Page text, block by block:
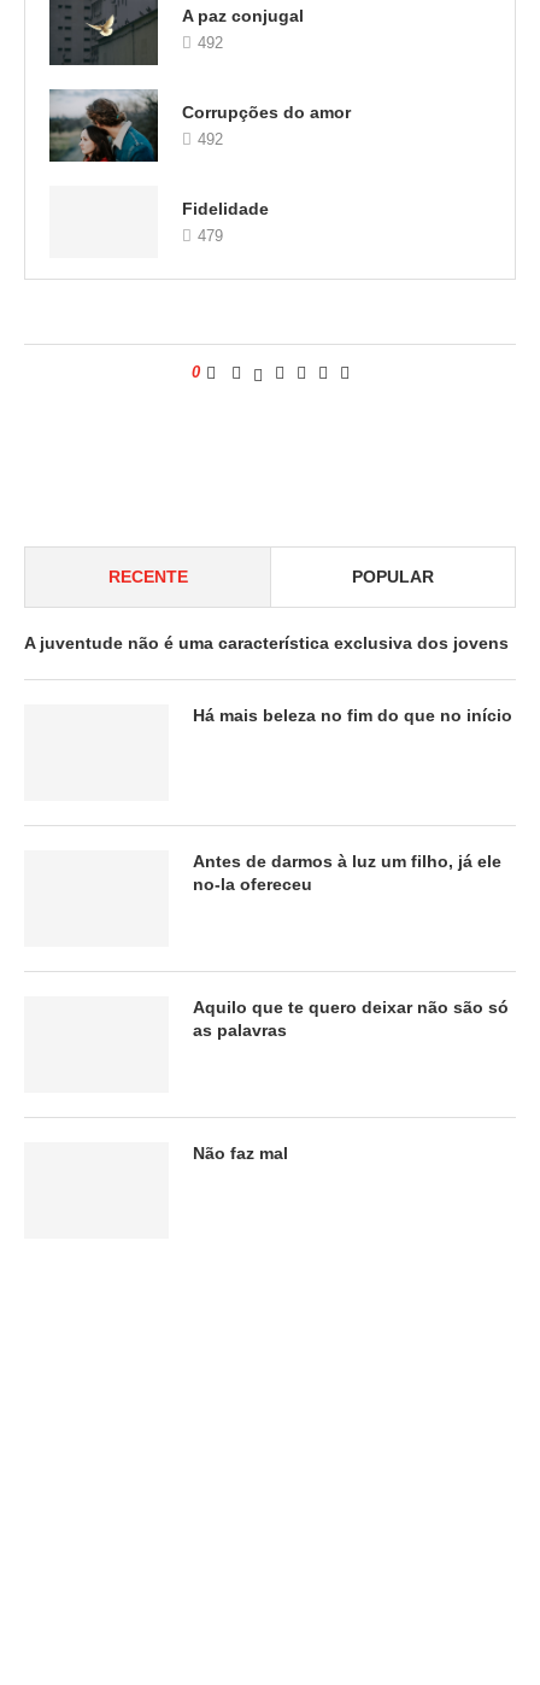
A paz conjugal
492
Corrupções do amor
492
Fidelidade
479
0
RECENTE POPULAR
A juventude não é uma característica exclusiva dos jovens
Há mais beleza no fim do que no início
Antes de darmos à luz um filho, já ele
no-la ofereceu
Aquilo que te quero deixar não são só
as palavras
Não faz mal